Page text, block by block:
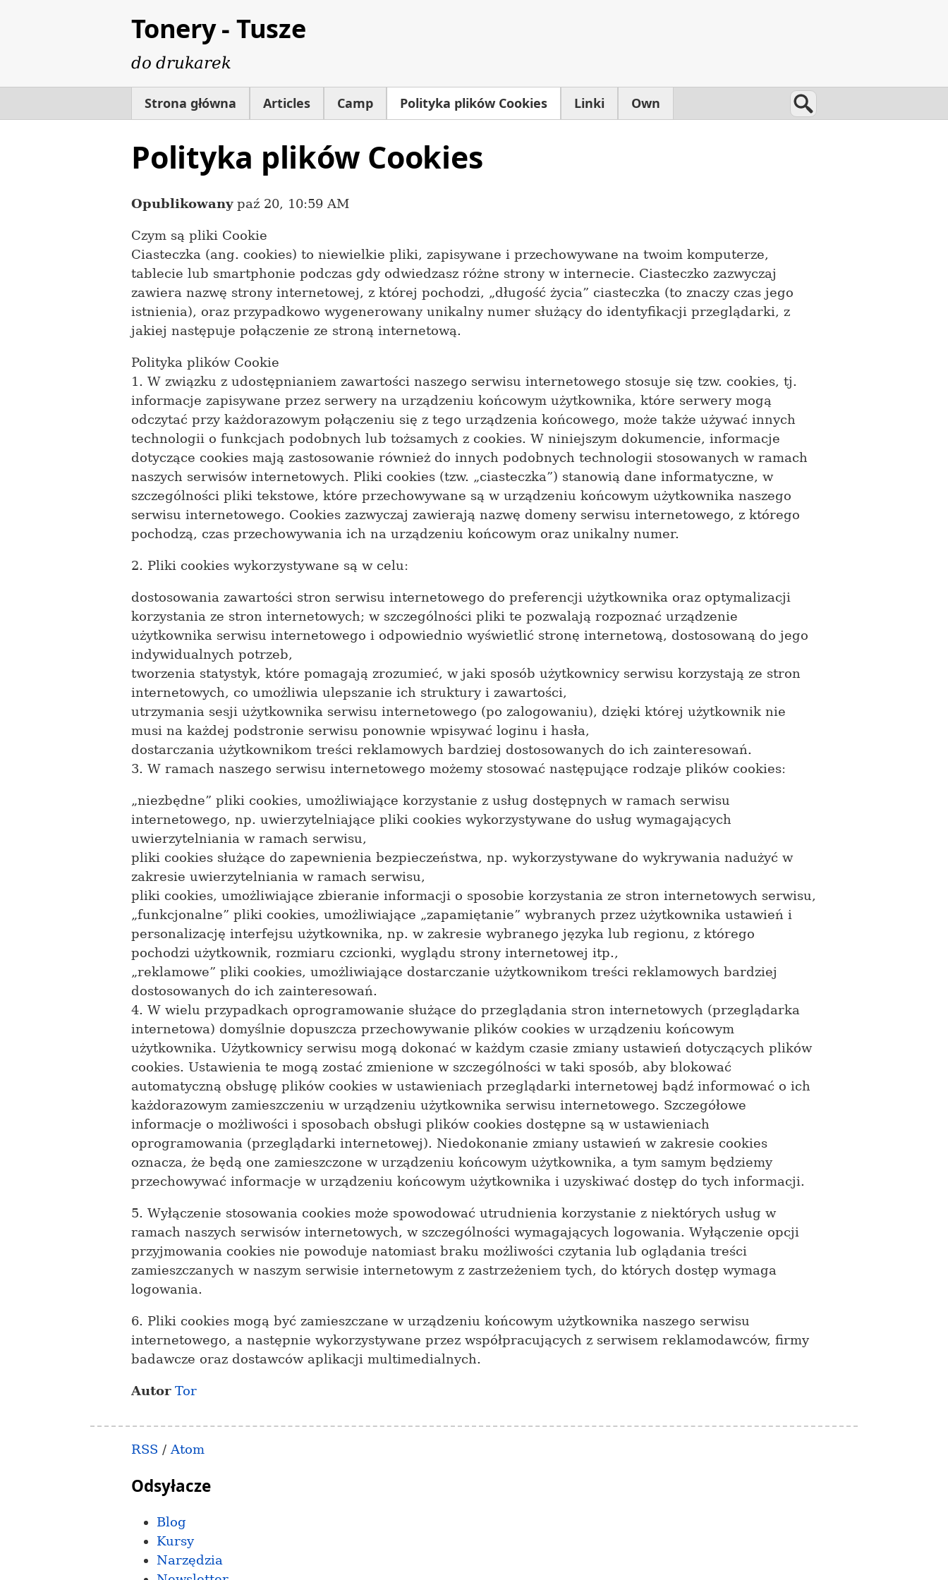
Tonery - Tusze
do drukarek
Strona główna Articles Camp Polityka plików Cookies Linki Own Wyszukaj
Polityka plików Cookies
Opublikowany paź 20, 10:59 AM
Czym są pliki Cookie
Ciasteczka (ang. cookies) to niewielkie pliki, zapisywane i przechowywane na twoim komputerze,
tablecie lub smartphonie podczas gdy odwiedzasz różne strony w internecie. Ciasteczko zazwyczaj
zawiera nazwę strony internetowej, z której pochodzi, „długość życia” ciasteczka (to znaczy czas jego
istnienia), oraz przypadkowo wygenerowany unikalny numer służący do identyfikacji przeglądarki, z
jakiej następuje połączenie ze stroną internetową.
Polityka plików Cookie
1. W związku z udostępnianiem zawartości naszego serwisu internetowego stosuje się tzw. cookies, tj.
informacje zapisywane przez serwery na urządzeniu końcowym użytkownika, które serwery mogą
odczytać przy każdorazowym połączeniu się z tego urządzenia końcowego, może także używać innych
technologii o funkcjach podobnych lub tożsamych z cookies. W niniejszym dokumencie, informacje
dotyczące cookies mają zastosowanie również do innych podobnych technologii stosowanych w ramach
naszych serwisów internetowych. Pliki cookies (tzw. „ciasteczka”) stanowią dane informatyczne, w
szczególności pliki tekstowe, które przechowywane są w urządzeniu końcowym użytkownika naszego
serwisu internetowego. Cookies zazwyczaj zawierają nazwę domeny serwisu internetowego, z którego
pochodzą, czas przechowywania ich na urządzeniu końcowym oraz unikalny numer.
2. Pliki cookies wykorzystywane są w celu:
dostosowania zawartości stron serwisu internetowego do preferencji użytkownika oraz optymalizacji
korzystania ze stron internetowych; w szczególności pliki te pozwalają rozpoznać urządzenie
użytkownika serwisu internetowego i odpowiednio wyświetlić stronę internetową, dostosowaną do jego
indywidualnych potrzeb,
tworzenia statystyk, które pomagają zrozumieć, w jaki sposób użytkownicy serwisu korzystają ze stron
internetowych, co umożliwia ulepszanie ich struktury i zawartości,
utrzymania sesji użytkownika serwisu internetowego (po zalogowaniu), dzięki której użytkownik nie
musi na każdej podstronie serwisu ponownie wpisywać loginu i hasła,
dostarczania użytkownikom treści reklamowych bardziej dostosowanych do ich zainteresowań.
3. W ramach naszego serwisu internetowego możemy stosować następujące rodzaje plików cookies:
„niezbędne” pliki cookies, umożliwiające korzystanie z usług dostępnych w ramach serwisu
internetowego, np. uwierzytelniające pliki cookies wykorzystywane do usług wymagających
uwierzytelniania w ramach serwisu,
pliki cookies służące do zapewnienia bezpieczeństwa, np. wykorzystywane do wykrywania nadużyć w
zakresie uwierzytelniania w ramach serwisu,
pliki cookies, umożliwiające zbieranie informacji o sposobie korzystania ze stron internetowych serwisu,
„funkcjonalne” pliki cookies, umożliwiające „zapamiętanie” wybranych przez użytkownika ustawień i
personalizację interfejsu użytkownika, np. w zakresie wybranego języka lub regionu, z którego
pochodzi użytkownik, rozmiaru czcionki, wyglądu strony internetowej itp.,
„reklamowe” pliki cookies, umożliwiające dostarczanie użytkownikom treści reklamowych bardziej
dostosowanych do ich zainteresowań.
4. W wielu przypadkach oprogramowanie służące do przeglądania stron internetowych (przeglądarka
internetowa) domyślnie dopuszcza przechowywanie plików cookies w urządzeniu końcowym
użytkownika. Użytkownicy serwisu mogą dokonać w każdym czasie zmiany ustawień dotyczących plików
cookies. Ustawienia te mogą zostać zmienione w szczególności w taki sposób, aby blokować
automatyczną obsługę plików cookies w ustawieniach przeglądarki internetowej bądź informować o ich
każdorazowym zamieszczeniu w urządzeniu użytkownika serwisu internetowego. Szczegółowe
informacje o możliwości i sposobach obsługi plików cookies dostępne są w ustawieniach
oprogramowania (przeglądarki internetowej). Niedokonanie zmiany ustawień w zakresie cookies
oznacza, że będą one zamieszczone w urządzeniu końcowym użytkownika, a tym samym będziemy
przechowywać informacje w urządzeniu końcowym użytkownika i uzyskiwać dostęp do tych informacji.
5. Wyłączenie stosowania cookies może spowodować utrudnienia korzystanie z niektórych usług w
ramach naszych serwisów internetowych, w szczególności wymagających logowania. Wyłączenie opcji
przyjmowania cookies nie powoduje natomiast braku możliwości czytania lub oglądania treści
zamieszczanych w naszym serwisie internetowym z zastrzeżeniem tych, do których dostęp wymaga
logowania.
6. Pliki cookies mogą być zamieszczane w urządzeniu końcowym użytkownika naszego serwisu
internetowego, a następnie wykorzystywane przez współpracujących z serwisem reklamodawców, firmy
badawcze oraz dostawców aplikacji multimedialnych.
Autor Tor
RSS /Atom
Odsyłacze
Blog
Kursy
Narzędzia